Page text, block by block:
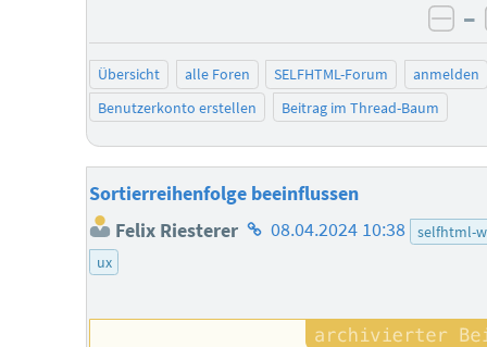
–
Übersicht alle Foren SELFHTML-Forum
anmelden
Benutzerkonto erstellen
Beitrag im Thread-Baum
Sortierreihenfolge beeinflussen
Felix Riesterer Homepage
08.04.2024 10:38
selfhtml-
ux